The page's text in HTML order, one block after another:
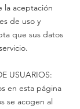
la aceptación
de uso y
que sus datos
USUARIOS:
en esta página
se acogen al